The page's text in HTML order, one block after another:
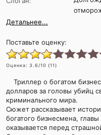
Детальнее...
Поставьте оценку:
Оценка: 3.6/10 (11)
Триллер о богатом
долларов за головы убийц
криминального мира.
Сюжет рассказывает
богатого бизнесмена,
оказывается перед